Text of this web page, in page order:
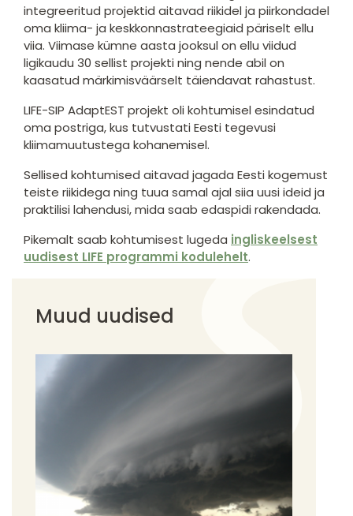
integreeritud projektid aitavad riikidel ja piirkondadel
oma kliima- ja keskkonnastrateegiaid päriselt ellu
viia. Viimase kümne aasta jooksul on ellu viidud
ligikaudu 30 sellist projekti ning nende abil on
kaasatud märkimisväärselt täiendavat rahastust.
LIFE-SIP AdaptEST projekt oli kohtumisel esindatud
oma postriga, kus tutvustati Eesti tegevusi
kliimamuutustega kohanemisel.
Sellised kohtumised aitavad jagada Eesti kogemust
teiste riikidega ning tuua samal ajal siia uusi ideid ja
praktilisi lahendusi, mida saab edaspidi rakendada.
Pikemalt saab kohtumisest lugeda ingliskeelsest
uudisest LIFE programmi kodulehelt.
Muud uudised